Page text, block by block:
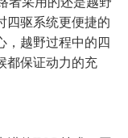
四驱系统更便捷的
，越野过程中的四
都保证动力的充